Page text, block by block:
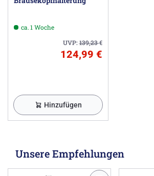
ca. 1 Woche
UVP:139,23€
124,99 €
Hinzufügen
Unsere Empfehlungen